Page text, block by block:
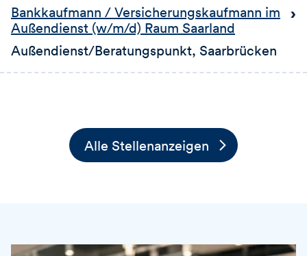
Bankkaufmann / Versicherungskaufmann im
Außendienst (w/m/d) Raum Saarland
Außendienst/Beratungspunkt, Saarbrücken
Alle Stellenanzeigen